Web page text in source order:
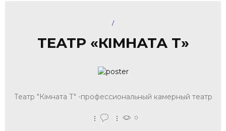
/
ТЕАТР «КІМНАТА Т»
Театр "Кімната Т" -профессиональный камерный театр
0